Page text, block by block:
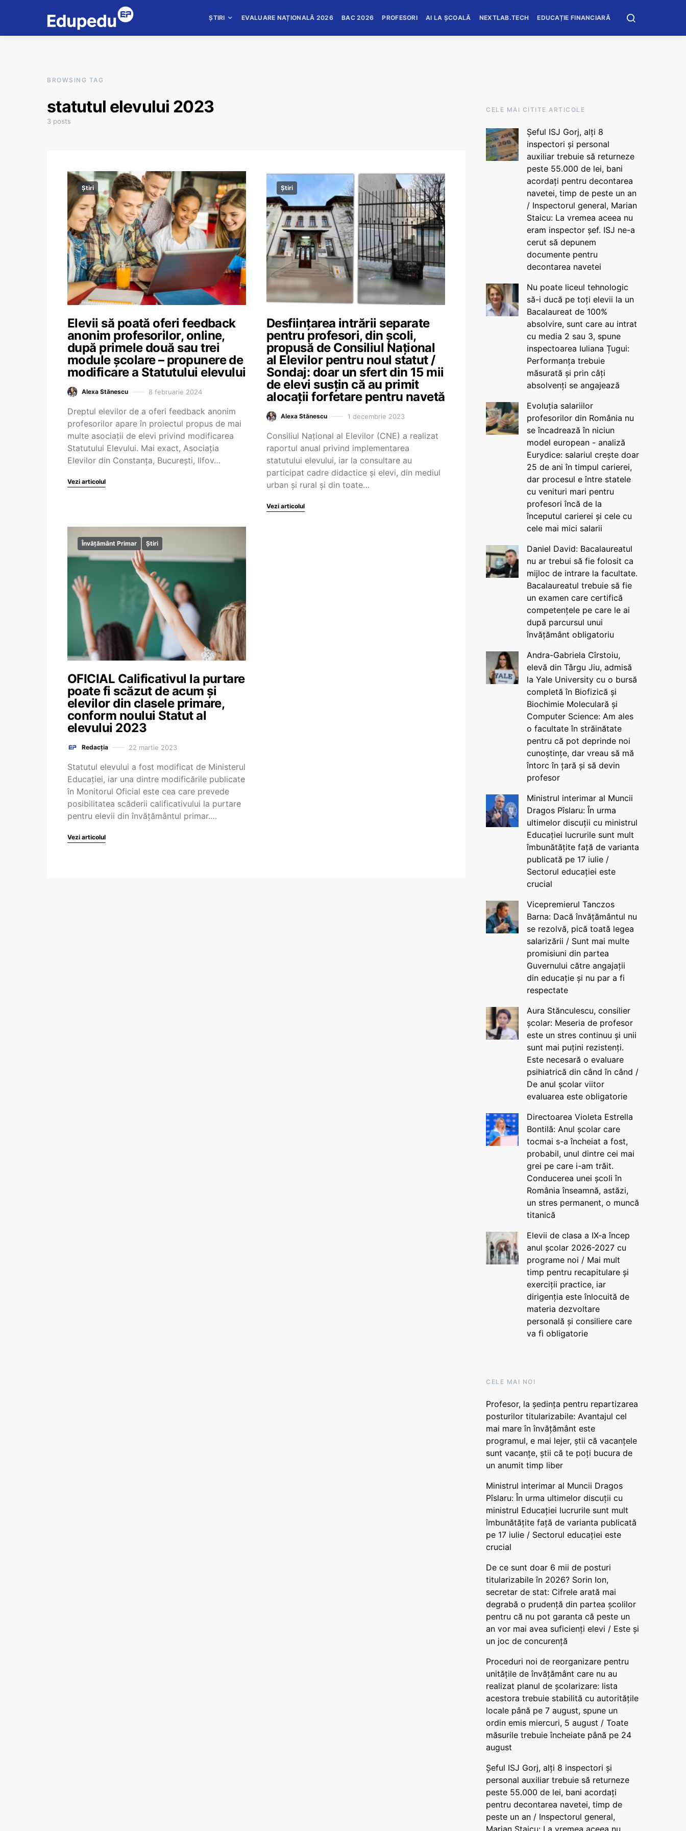
ȘTIRI EVALUARE NAȚIONALĂ 2026 BAC 2026 PROFESORI AI LA ȘCOALĂ NEXTLAB.TECH EDUCAȚIE FINANCIARĂ
BROWSING TAG
statutul elevului 2023
3 posts
Știri
Elevii să poată oferi feedback
anonim profesorilor, online,
după primele două sau trei
module școlare – propunere de
modificare a Statutului elevului
Alexa Stănescu 8 februarie 2024
Dreptul elevilor de a oferi feedback anonim
profesorilor apare în proiectul propus de mai
multe asociații de elevi privind modificarea
Statutului Elevului. Mai exact, Asociația
Elevilor din Constanța, București, Ilfov…
Vezi articolul
Știri
Desființarea intrării separate
pentru profesori, din școli,
propusă de Consiliul Național
al Elevilor pentru noul statut /
Sondaj: doar un sfert din 15 mii
de elevi susțin că au primit
alocații forfetare pentru navetă
Alexa Stănescu 1 decembrie 2023
Consiliul Național al Elevilor (CNE) a realizat
raportul anual privind implementarea
statutului elevului, iar la consultare au
participat cadre didactice și elevi, din mediul
urban și rural și din toate…
Vezi articolul
Învățământ Primar Știri
OFICIAL Calificativul la purtare
poate fi scăzut de acum și
elevilor din clasele primare,
conform noului Statut al
elevului 2023
Redacția 22 martie 2023
Statutul elevului a fost modificat de Ministerul
Educației, iar una dintre modificările publicate
în Monitorul Oficial este cea care prevede
posibilitatea scăderii calificativului la purtare
pentru elevii din învățământul primar.…
Vezi articolul
CELE MAI CITITE ARTICOLE
Șeful ISJ Gorj, alți 8
inspectori și personal
auxiliar trebuie să returneze
peste 55.000 de lei, bani
acordați pentru decontarea
navetei, timp de peste un an
/ Inspectorul general, Marian
Staicu: La vremea aceea nu
eram inspector șef. ISJ ne-a
cerut să depunem
documente pentru
decontarea navetei
Nu poate liceul tehnologic
să-i ducă pe toți elevii la un
Bacalaureat de 100%
absolvire, sunt care au intrat
cu media 2 sau 3, spune
inspectoarea Iuliana Țugui:
Performanța trebuie
măsurată și prin câți
absolvenți se angajează
Evoluția salariilor
profesorilor din România nu
se încadrează în niciun
model european - analiză
Eurydice: salariul crește doar
25 de ani în timpul carierei,
dar procesul e între statele
cu venituri mari pentru
profesori încă de la
începutul carierei și cele cu
cele mai mici salarii
Daniel David: Bacalaureatul
nu ar trebui să fie folosit ca
mijloc de intrare la facultate.
Bacalaureatul trebuie să fie
un examen care certifică
competențele pe care le ai
după parcursul unui
învățământ obligatoriu
Andra-Gabriela Cîrstoiu,
elevă din Târgu Jiu, admisă
la Yale University cu o bursă
completă în Biofizică și
Biochimie Moleculară și
Computer Science: Am ales
o facultate în străinătate
pentru că pot deprinde noi
cunoștințe, dar vreau să mă
întorc în țară și să devin
profesor
Ministrul interimar al Muncii
Dragos Pîslaru: În urma
ultimelor discuții cu ministrul
Educației lucrurile sunt mult
îmbunătățite față de varianta
publicată pe 17 iulie /
Sectorul educației este
crucial
Vicepremierul Tanczos
Barna: Dacă învățământul nu
se rezolvă, pică toată legea
salarizării / Sunt mai multe
promisiuni din partea
Guvernului către angajații
din educație și nu par a fi
respectate
Aura Stănculescu, consilier
școlar: Meseria de profesor
este un stres continuu și unii
sunt mai puțini rezistenți.
Este necesară o evaluare
psihiatrică din când în când /
De anul școlar viitor
evaluarea este obligatorie
Directoarea Violeta Estrella
Bontilă: Anul școlar care
tocmai s-a încheiat a fost,
probabil, unul dintre cei mai
grei pe care i-am trăit.
Conducerea unei școli în
România înseamnă, astăzi,
un stres permanent, o muncă
titanică
Elevii de clasa a IX-a încep
anul școlar 2026-2027 cu
programe noi / Mai mult
timp pentru recapitulare și
exerciții practice, iar
dirigenția este înlocuită de
materia dezvoltare
personală și consiliere care
va fi obligatorie
CELE MAI NOI
Profesor, la ședința pentru repartizarea
posturilor titularizabile: Avantajul cel
mai mare în învățământ este
programul, e mai lejer, știi că vacanțele
sunt vacanţe, știi că te poți bucura de
un anumit timp liber
Ministrul interimar al Muncii Dragos
Pîslaru: În urma ultimelor discuții cu
ministrul Educației lucrurile sunt mult
îmbunătățite față de varianta publicată
pe 17 iulie / Sectorul educației este
crucial
De ce sunt doar 6 mii de posturi
titularizabile în 2026? Sorin Ion,
secretar de stat: Cifrele arată mai
degrabă o prudență din partea școlilor
pentru că nu pot garanta că peste un
an vor mai avea suficienți elevi / Este și
un joc de concurență
Proceduri noi de reorganizare pentru
unitățile de învățământ care nu au
realizat planul de școlarizare: lista
acestora trebuie stabilită cu autoritățile
locale până pe 7 august, spune un
ordin emis miercuri, 5 august / Toate
măsurile trebuie încheiate până pe 24
august
Șeful ISJ Gorj, alți 8 inspectori și
personal auxiliar trebuie să returneze
peste 55.000 de lei, bani acordați
pentru decontarea navetei, timp de
peste un an / Inspectorul general,
Marian Staicu: La vremea aceea nu